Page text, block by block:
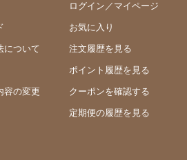
について
容の変更
ログイン／マイページ
お気に入り
注文履歴を見る
ポイント履歴を見る
クーポンを確認する
定期便の履歴を見る